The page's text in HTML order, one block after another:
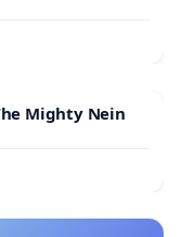
Mighty Nein